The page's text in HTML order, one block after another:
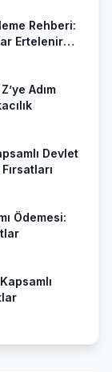
Rehberi:
Ertelenir
Adım
Devlet
Ödemesi: